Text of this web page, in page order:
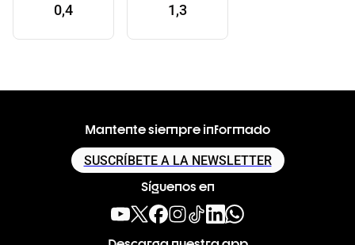
0,4 1,3
Mantente siempre informado
SUSCRÍBETE A LA NEWSLETTER
Síguenos en